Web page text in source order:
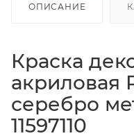
ОПИСАНИЕ
Краска
акриловая
серебро
11597110